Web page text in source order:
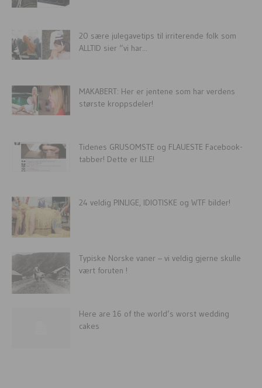
20 sære julegavetips til irriterende folk som
ALLTID sier “vi har...
MAKABERT: Her er jentene som har verdens
største kroppsdeler!
Tidenes GRUSOMSTE og FLAUESTE Facebook-
tabber! Dette er ILLE!
24 veldig PINLIGE, IDIOTISKE og WTF bilder!
Typiske Norske vaner – vi veldig gjerne skulle
vært foruten !
Here are 16 of the world’s worst wedding
cakes